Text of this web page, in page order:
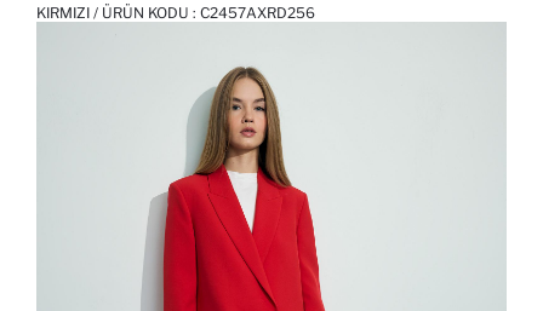
KIRMIZI / ÜRÜN KODU : C2457AXRD256